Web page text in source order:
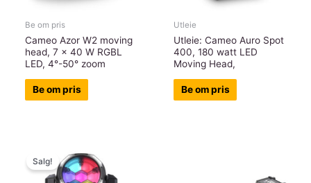
Be om pris
Cameo Azor W2 moving
head, 7 x 40 W RGBL
LED, 4°-50° zoom
Be om pris
Utleie
Utleie: Cameo Auro Spot
400, 180 watt LED
Moving Head,
Be om pris
Salg!